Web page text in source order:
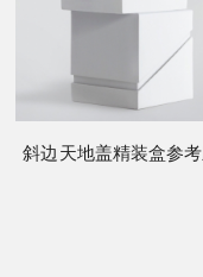
斜边天地盖精装盒参